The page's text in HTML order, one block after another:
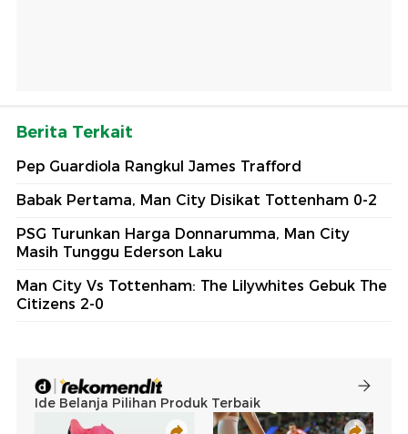
Berita Terkait
Pep Guardiola Rangkul James Trafford
Babak Pertama, Man City Disikat Tottenham 0-2
PSG Turunkan Harga Donnarumma, Man City
Masih Tunggu Ederson Laku
Man City Vs Tottenham: The Lilywhites Gebuk The
Citizens 2-0